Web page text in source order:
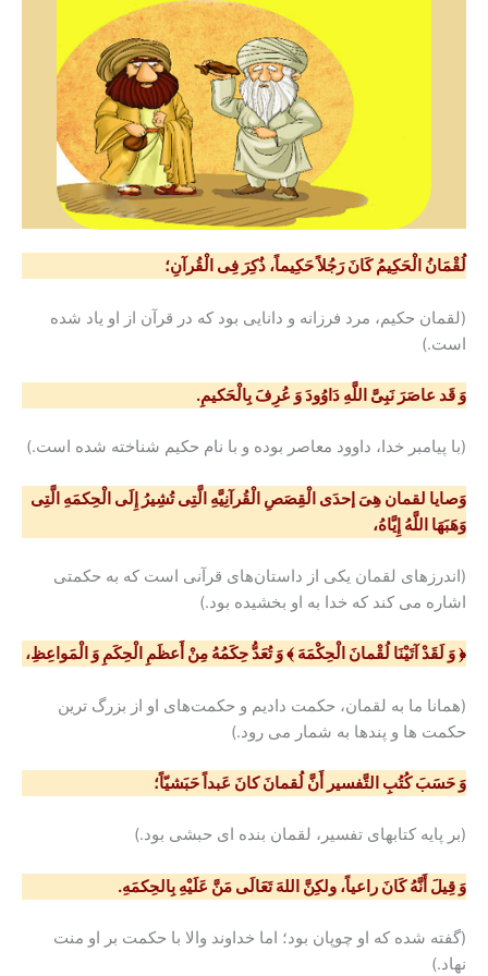
لُقْمَانُ الْحَکِیمُ کَانَ رَجُلاً حَکِیماً، ذُکِرَ فِی الْقُرآنِ؛
(لقمان حکیم، مرد فرزانه و دانایی بود که در قرآن از او یاد شده
است.)
وَ قَد عاصَرَ نَبِیَّ اللَّهِ دَاوُودَ وَ عُرِفَ بِالْحَکیمِ.
(با پیامبر خدا، داوود معاصر بوده و با نام حکیم شناخته شده است.)
وَصایا لقمان هِیَ إحدَى الْقِصَصِ الْقُرآنِیَّهِ الَّتِی تُشِیرُ إِلَى الْحِکمَهِ الَّتِی
وَهَبَهَا اللَّهُ إِیَّاهُ،
(اندرزهای لقمان یکی از داستان‌های قرآنی است که به حکمتی
اشاره می کند که خدا به او بخشیده بود.)
﴿ وَ لَقَدْ آتَیْنَا لُقْمانَ الْحِکْمَهَ ﴾وَ تُعَدُّ حِکَمُهُ مِنْ أَعظَمِ الْحِکَمِ وَ الْمَواعِظِ،
(همانا ما به لقمان، حکمت دادیم و حکمت‌های او از بزرگ ترین
حکمت ها و پندها به شمار می رود.)
وَ حَسَبَ کُتُبِ التَّفسیر أَنَّ لُقمانَ کانَ عَبداً حَبَشیّاً؛
(بر پایه کتابهای تفسیر، لقمان بنده ای حبشی بود.)
وَ قِیلَ أَنَّهُ کَانَ راعیاً، ولکِنَّ اللهَ تَعَالَى مَنَّ عَلَیْهِ بِالحِکمَهِ.
(گفته شده که او چوپان بود؛ اما خداوند والا با حکمت بر او منت
نهاد.)